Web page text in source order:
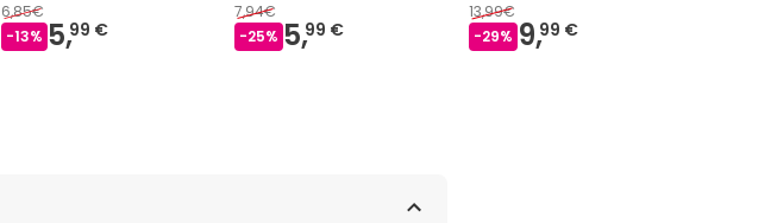
6,85€
-13% 5,99 €
7,94€
-25% 5,99 €
13,99€
-29% 9,99 €